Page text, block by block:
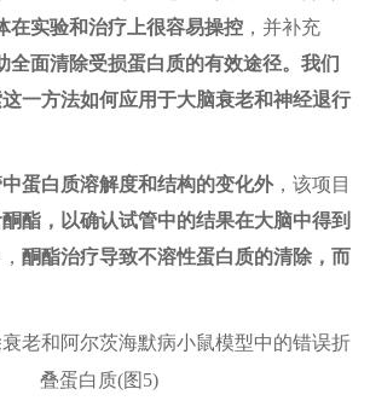
在实验和治疗上很容易操控，并补充
全面清除受损蛋白质的有效途径。我们
一方法如何应用于大脑衰老和神经退行
蛋白质溶解度和结构的变化外，该项目
酯，以确认试管中的结果在大脑中得到
酮酯治疗导致不溶性蛋白质的清除，而